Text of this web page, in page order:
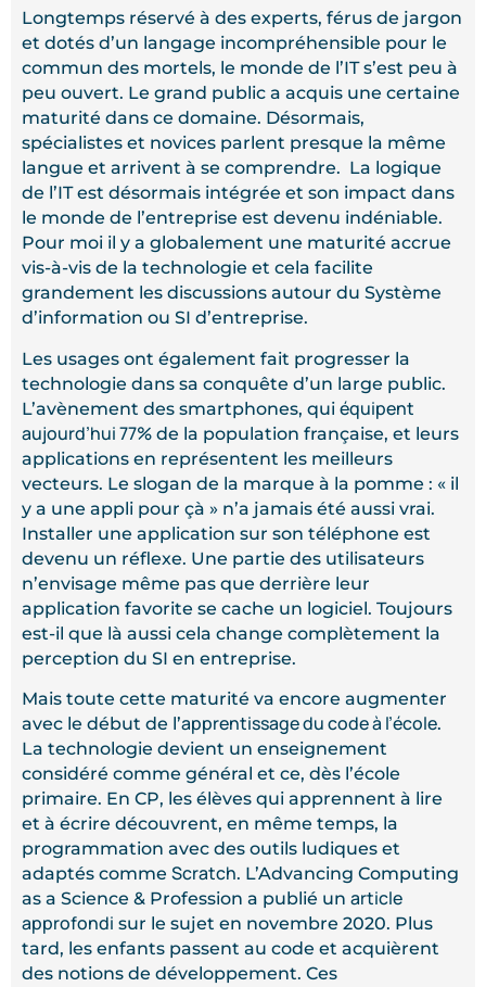
Longtemps réservé à des experts, férus de jargon
et dotés d’un langage incompréhensible pour le
commun des mortels, le monde de l’IT s’est peu à
peu ouvert. Le grand public a acquis une certaine
maturité dans ce domaine. Désormais,
spécialistes et novices parlent presque la même
langue et arrivent à se comprendre. La logique
de l’IT est désormais intégrée et son impact dans
le monde de l’entreprise est devenu indéniable.
Pour moi il y a globalement une maturité accrue
vis-à-vis de la technologie et cela facilite
grandement les discussions autour du Système
d’information ou SI d’entreprise.
Les usages ont également fait progresser la
technologie dans sa conquête d’un large public.
L’avènement des smartphones, qui équipent
aujourd’hui 77% de la population française, et leurs
applications en représentent les meilleurs
vecteurs. Le slogan de la marque à la pomme : « il
y a une appli pour çà » n’a jamais été aussi vrai.
Installer une application sur son téléphone est
devenu un réflexe. Une partie des utilisateurs
n’envisage même pas que derrière leur
application favorite se cache un logiciel. Toujours
est-il que là aussi cela change complètement la
perception du SI en entreprise.
Mais toute cette maturité va encore augmenter
avec le début de l’apprentissage du code à l’école.
La technologie devient un enseignement
considéré comme général et ce, dès l’école
primaire. En CP, les élèves qui apprennent à lire
et à écrire découvrent, en même temps, la
programmation avec des outils ludiques et
adaptés comme Scratch. L’Advancing Computing
as a Science & Profession a publié un article
approfondi sur le sujet en novembre 2020. Plus
tard, les enfants passent au code et acquièrent
des notions de développement. Ces